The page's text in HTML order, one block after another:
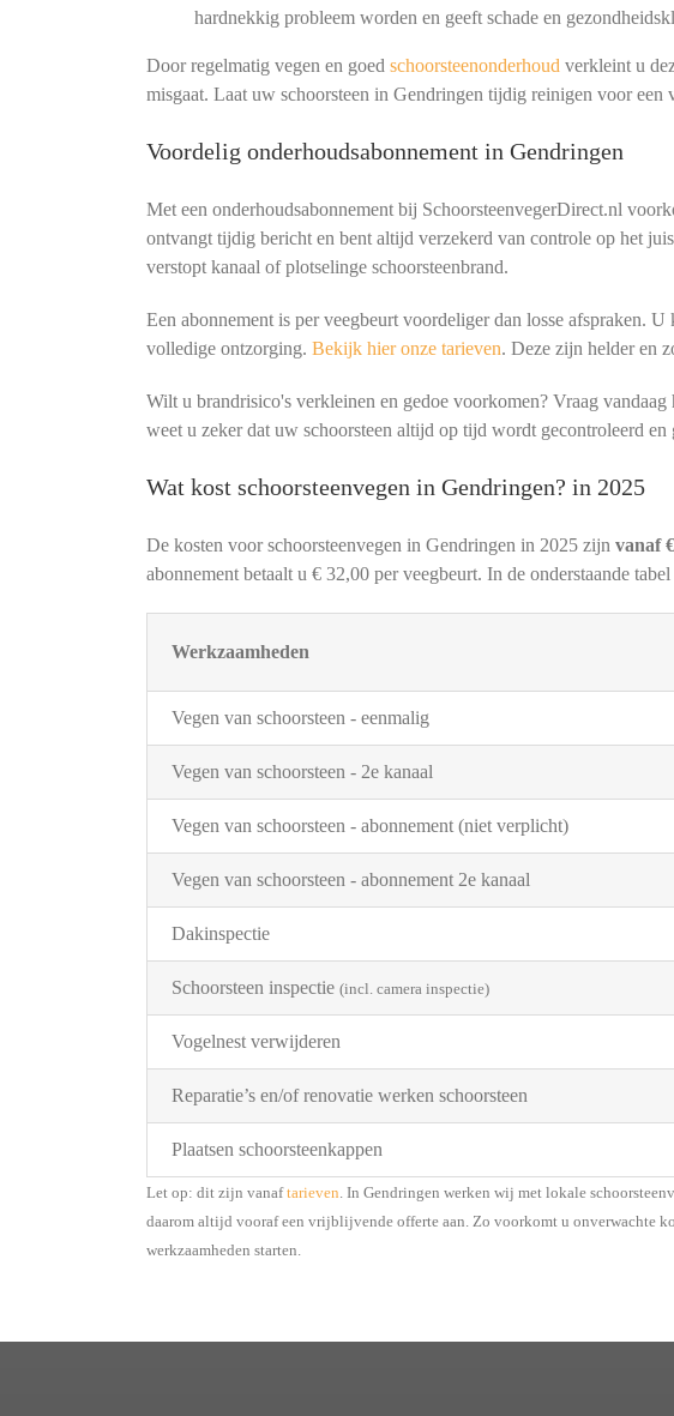
hardnekkig probleem worden en geeft schade en
Door regelmatig vegen en goed schoorsteenonderhoud verkleint u
misgaat. Laat uw schoorsteen in Gendringen tijdig reinigen voor een
Voordelig onderhoudsabonnement in Gendringen
Met een onderhoudsabonnement bij SchoorsteenvegerDirect.nl
ontvangt tijdig bericht en bent altijd verzekerd van controle op het
verstopt kanaal of plotselinge schoorsteenbrand.
Een abonnement is per veegbeurt voordeliger dan losse afspraken.
volledige ontzorging. Bekijk hier onze tarieven. Deze zijn helder en
Wilt u brandrisico's verkleinen en gedoe voorkomen? Vraag vandaag
weet u zeker dat uw schoorsteen altijd op tijd wordt gecontroleerd en
Wat kost schoorsteenvegen in Gendringen? in 2025
De kosten voor schoorsteenvegen in Gendringen in 2025 zijn vanaf
abonnement betaalt u € 32,00 per veegbeurt. In de onderstaande
Werkzaamheden
Vegen van schoorsteen - eenmalig
Vegen van schoorsteen - 2e kanaal
Vegen van schoorsteen - abonnement (niet verplicht)
Vegen van schoorsteen - abonnement 2e kanaal
Dakinspectie
Schoorsteen inspectie (incl. camera inspectie)
Vogelnest verwijderen
Reparatie’s en/of renovatie werken schoorsteen
Plaatsen schoorsteenkappen
Let op: dit zijn vanaftarieven . In Gendringen werken wij met lokale
daarom altijd vooraf een vrijblijvende offerte aan. Zo voorkomt u onverwachte
werkzaamheden starten.